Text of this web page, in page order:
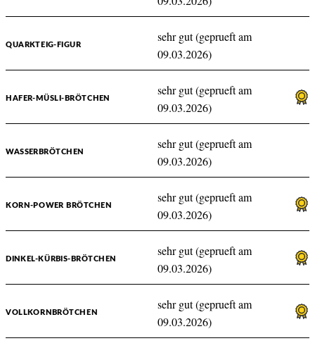
QUARKTEIG-FIGUR
sehr gut (geprueft am
09.03.2026)
HAFER-MÜSLI-BRÖTCHEN
sehr gut (geprueft am
09.03.2026)
WASSERBRÖTCHEN
sehr gut (geprueft am
09.03.2026)
KORN-POWER BRÖTCHEN
sehr gut (geprueft am
09.03.2026)
DINKEL-KÜRBIS-BRÖTCHEN
sehr gut (geprueft am
09.03.2026)
VOLLKORNBRÖTCHEN
sehr gut (geprueft am
09.03.2026)